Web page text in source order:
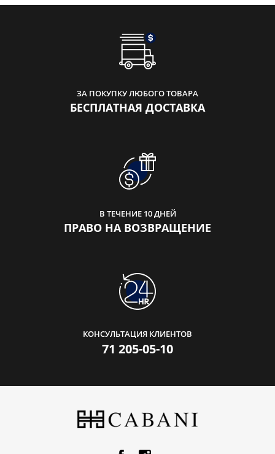
ЗА ПОКУПКУ ЛЮБОГО ТОВАРА
БЕСПЛАТНАЯ ДОСТАВКА
В ТЕЧЕНИЕ 10 ДНЕЙ
ПРАВО НА ВОЗВРАЩЕНИЕ
КОНСУЛЬТАЦИЯ КЛИЕНТОВ
71 205-05-10